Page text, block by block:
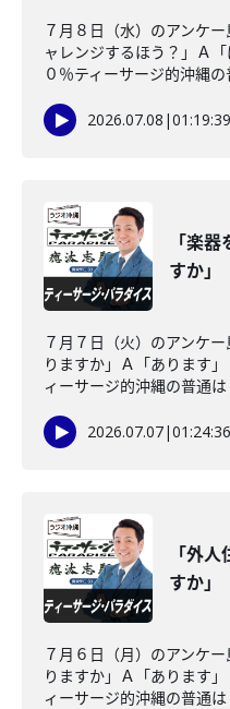
７月８日（水）のアンケ
ャレンジするほう？」Ａ
０％ティーサージ的沖縄
2026.07.08 |01:19:39
「楽
すか」
７月７日（火）のアンケ
りますか」Ａ「あります
ィーサージ的沖縄の普通は
2026.07.07|01:24:36
「外
すか」
７月６日（月）のアンケ
りますか」Ａ「あります
ィーサージ的沖縄の普通は